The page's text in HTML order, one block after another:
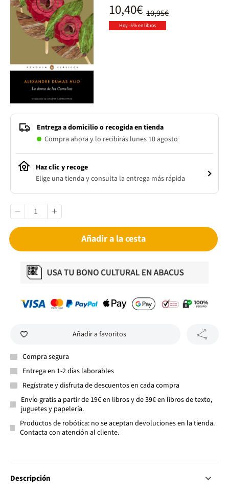
10,95€
10,40€
Hoy -5% en libros
Entrega a domicilio o recogida en tienda
Compra ahora y lo recibirás lunes 10 agosto
Haz clic y recoge
Elige una tienda y consulta la entrega más rápida
Añadir a la cesta
Añadir a favoritos
Compra segura
Entrega en 1-2 días laborables
Regístrate y disfruta de descuentos en cada compra
Envío gratis a partir de 19€ en libros y de 39€ en libros de texto,
juguetes y papelería.
Productos de robótica: no se aceptan devoluciones en la tienda.
Contacta con atención al cliente.
Descripción